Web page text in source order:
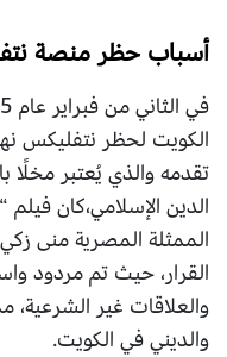
أسباب حظر منصة
الكويت لحظر نتفليكس
تقدمه والذي يُعتبر مخلًا
الدين الإسلامي،كان
الممثلة المصرية منى
القرار، حيث تم مردود
والعلاقات غير الشرعية،
والديني في الكويت.